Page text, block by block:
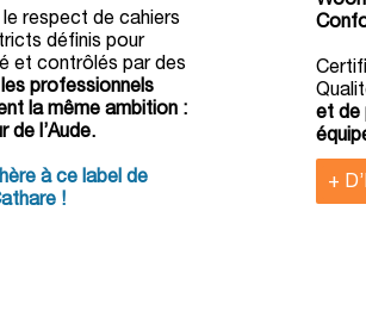
le respect de cahiers
définis pour
et contrôlés par des
les professionnels
la même ambition :
de l’Aude.
à ce label de
!
et de
+